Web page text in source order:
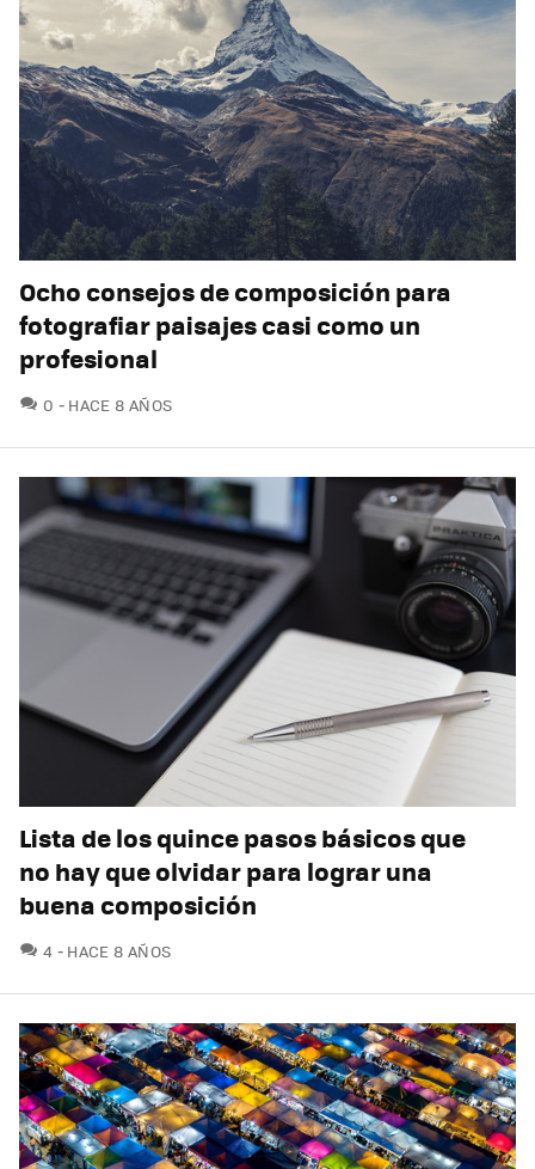
Ocho consejos de composición para
fotografiar paisajes casi como un
profesional
0 COMENTARIOS
HACE 8 AÑOS
Lista de los quince pasos básicos que
no hay que olvidar para lograr una
buena composición
4 COMENTARIOS
HACE 8 AÑOS